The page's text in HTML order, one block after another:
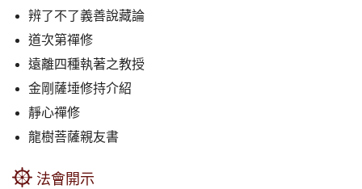
辨了不了義善說藏論
道次第禪修
遠離四種執著之教授
金剛薩埵修持介紹
靜心禪修
龍樹菩薩親友書
法會開示